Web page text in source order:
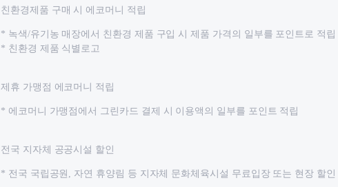
친환경제품 구매 시 에코머니 적립
* 녹색/유기농 매장에서 친환경 제품 구입 시 제품 가격의 일부를 포인트로 적립
* 친환경 제품 식별로고
제휴 가맹점 에코머니 적립
* 에코머니 가맹점에서 그린카드 결제 시 이용액의 일부를 포인트 적립
전국 지자체 공공시설 할인
* 전국 국립공원, 자연 휴양림 등 지자체 문화체육시설 무료입장 또는 현장 할인